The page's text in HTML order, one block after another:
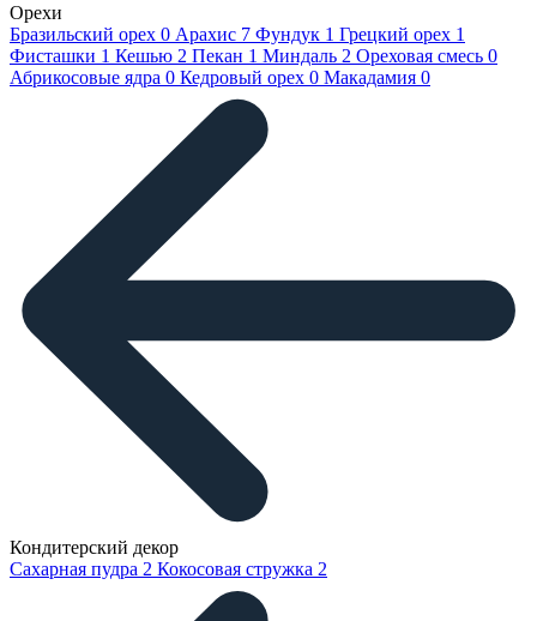
Орехи
Бразильский орех 0 Арахис 7 Фундук 1 Грецкий орех 1
Фисташки 1 Кешью 2 Пекан 1 Миндаль 2 Ореховая смесь 0
Абрикосовые ядра 0 Кедровый орех 0 Макадамия 0
Кондитерский декор
Сахарная пудра 2 Кокосовая стружка 2